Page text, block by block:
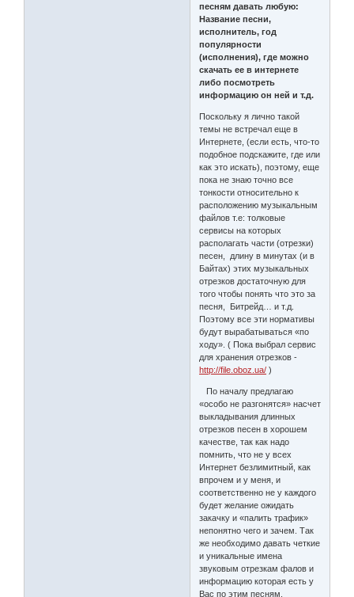
песням давать любую:
Название песни,
исполнитель, год
популярности
(исполнения), где можно
скачать ее в интернете
либо посмотреть
информацию он ней и т.д.
Поскольку я лично такой
темы не встречал еще в
Интернете, (если есть, что-то
подобное подскажите, где или
как это искать), поэтому, еще
пока не знаю точно все
тонкости относительно к
расположению музыкальным
файлов т.е: толковые
сервисы на которых
располагать части (отрезки)
песен, длину в минутах (и в
Байтах) этих музыкальных
отрезков достаточную для
того чтобы понять что это за
песня, Битрейд… и т.д.
Поэтому все эти нормативы
будут вырабатываться «по
ходу». ( Пока выбрал сервис
для хранения отрезков -
http://file.oboz.ua/ )
По началу предлагаю
«особо не разгонятся» насчет
выкладывания длинных
отрезков песен в хорошем
качестве, так как надо
помнить, что не у всех
Интернет безлимитный, как
впрочем и у меня, и
соответственно не у каждого
будет желание ожидать
закачку и «палить трафик»
непонятно чего и зачем. Так
же необходимо давать четкие
и уникальные имена
звуковым отрезкам фалов и
информацию которая есть у
Вас по этим песням.